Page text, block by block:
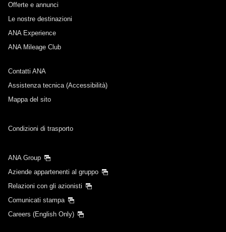
Offerte e annunci
Le nostre destinazioni
ANA Experience
ANA Mileage Club
Contatti ANA
Assistenza tecnica (Accessibilità)
Mappa del sito
Condizioni di trasporto
ANA Group
Aziende appartenenti al gruppo
Relazioni con gli azionisti
Comunicati stampa
Careers (English Only)